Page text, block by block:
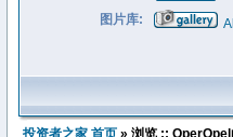
图片库: